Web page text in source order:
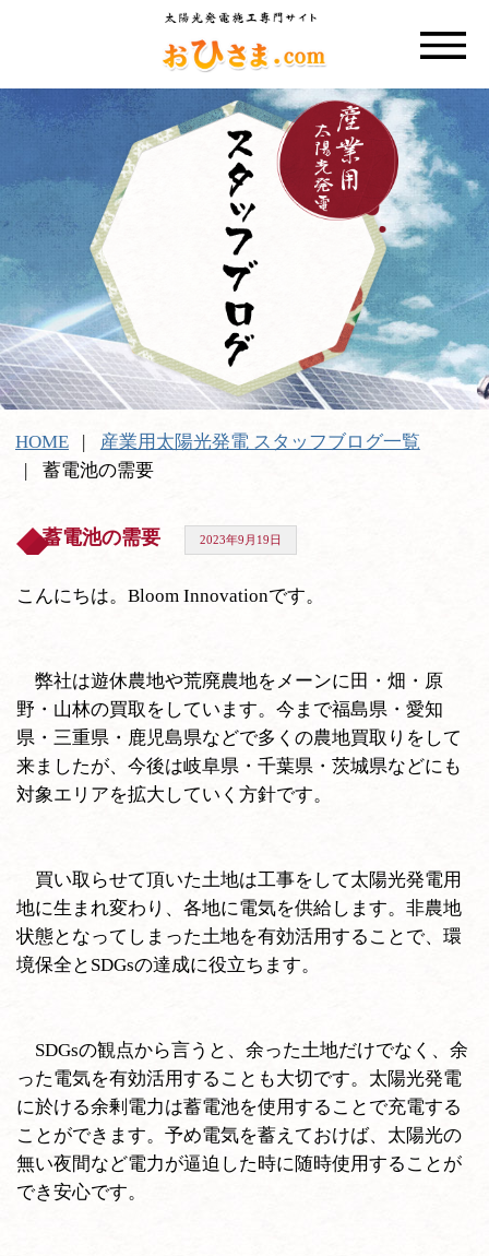
HOME
産業用太陽光発電 スタッフブログ一覧
蓄電池の需要
蓄電池の需要 2023年9月19日
こんにちは。Bloom Innovationです。
弊社は遊休農地や荒廃農地をメーンに田・畑・原
野・山林の買取をしています。今まで福島県・愛知
県・三重県・鹿児島県などで多くの農地買取りをして
来ましたが、今後は岐阜県・千葉県・茨城県などにも
対象エリアを拡大していく方針です。
買い取らせて頂いた土地は工事をして太陽光発電用
地に生まれ変わり、各地に電気を供給します。非農地
状態となってしまった土地を有効活用することで、環
境保全とSDGsの達成に役立ちます。
SDGsの観点から言うと、余った土地だけでなく、余
った電気を有効活用することも大切です。太陽光発電
に於ける余剰電力は蓄電池を使用することで充電する
ことができます。予め電気を蓄えておけば、太陽光の
無い夜間など電力が逼迫した時に随時使用することが
でき安心です。